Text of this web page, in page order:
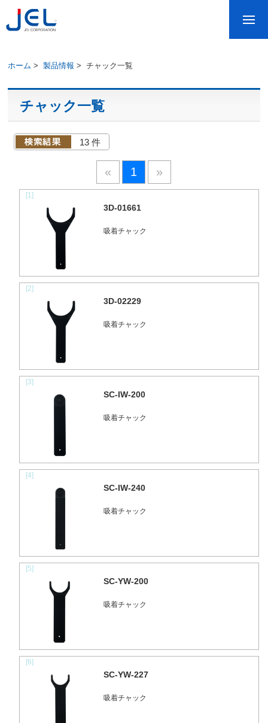
ホーム > 製品情報 > チャック一覧
チャック一覧
13 件
« 1 »
[1]
3D-01661
吸着チャック
[2]
3D-02229
吸着チャック
[3]
SC-IW-200
吸着チャック
[4]
SC-IW-240
吸着チャック
[5]
SC-YW-200
吸着チャック
[6]
SC-YW-227
吸着チャック